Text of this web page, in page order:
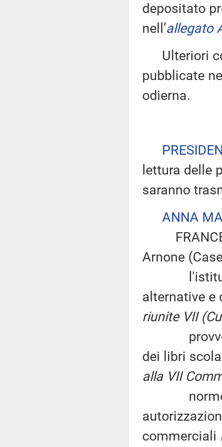
depositato
nell’allegato
Ulteriori
pubblicate
odierna.
lettura delle
saranno
ANNA
Arnone
alternative
riunite VII
dei libri
alla VII
norme
commerciali